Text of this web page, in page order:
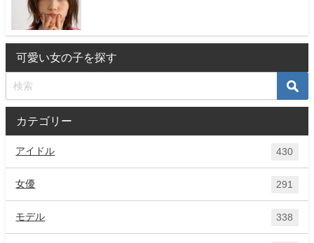
可愛い女の子を探す
カテゴリー
アイドル 430
女優 291
モデル 338